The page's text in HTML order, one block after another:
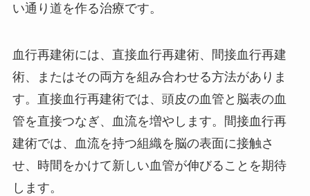
い通り道を作る治療です。
血行再建術には、直接血行再建術、間接血行再建
術、またはその両方を組み合わせる方法がありま
す。直接血行再建術では、頭皮の血管と脳表の血
管を直接つなぎ、血流を増やします。間接血行再
建術では、血流を持つ組織を脳の表面に接触さ
せ、時間をかけて新しい血管が伸びることを期待
します。